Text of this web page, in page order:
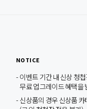
NOTICE
이벤트 기간 내 신상 청
무료 업그레이드 혜택을
신상품의 경우 신상품